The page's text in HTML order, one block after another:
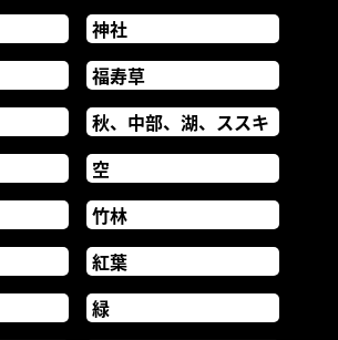
神社
福寿草
秋、中部、湖、ススキ
空
竹林
紅葉
緑